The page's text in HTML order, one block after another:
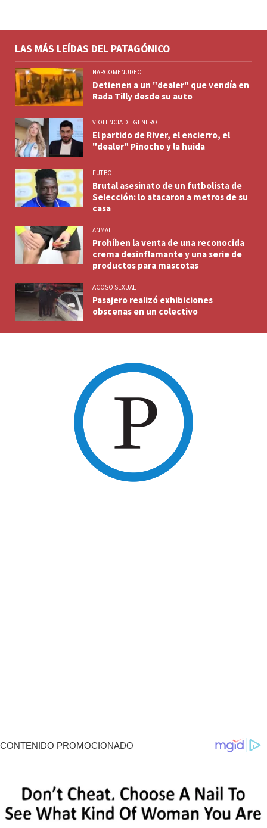
LAS MÁS LEÍDAS DEL PATAGÓNICO
NARCOMENUDEO
Detienen a un "dealer" que vendía en
Rada Tilly desde su auto
VIOLENCIA DE GENERO
El partido de River, el encierro, el
"dealer" Pinocho y la huida
FUTBOL
Brutal asesinato de un futbolista de
Selección: lo atacaron a metros de su
casa
ANMAT
Prohíben la venta de una reconocida
crema desinflamante y una serie de
productos para mascotas
ACOSO SEXUAL
Pasajero realizó exhibiciones
obscenas en un colectivo